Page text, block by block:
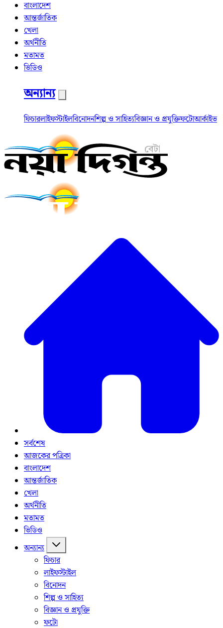
বাংলাদেশ
আন্তর্জাতিক
খেলা
অর্থনীতি
মতামত
ভিডিও
অন্যান্য
ফিচারলাইফস্টাইলবিনোদনশিল্প ও সাহিত্যবিজ্ঞান ও প্রযুক্তিফটোআর্কাইভ
সর্বশেষ
আজকের পত্রিকা
বাংলাদেশ
আন্তর্জাতিক
খেলা
অর্থনীতি
মতামত
ভিডিও
অন্যান্য
ফিচার
লাইফস্টাইল
বিনোদন
শিল্প ও সাহিত্য
বিজ্ঞান ও প্রযুক্তি
ফটো